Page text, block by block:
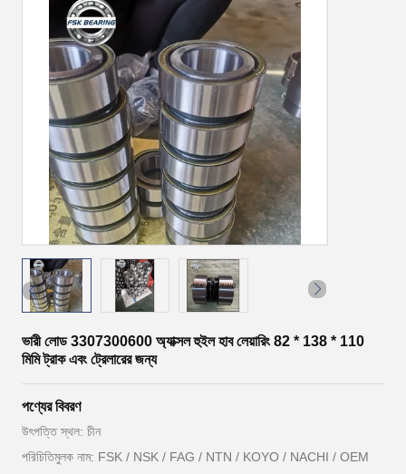
ভারী লোড 3307300600 অ্যাক্সল হুইল হাব লেয়ারিং 82 * 138 * 110
মিমি ট্রাক এবং ট্রেলারের জন্য
পণ্যের বিবরণ
উৎপত্তি স্থল: চীন
পরিচিতিমুলক নাম: FSK / NSK / FAG / NTN / KOYO / NACHI / OEM